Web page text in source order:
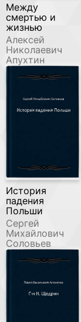
Между
смертью и
жизнью
Алексей
Николаевич
Апухтин
История
падения
Польши
Сергей
Михайлович
Соловьев